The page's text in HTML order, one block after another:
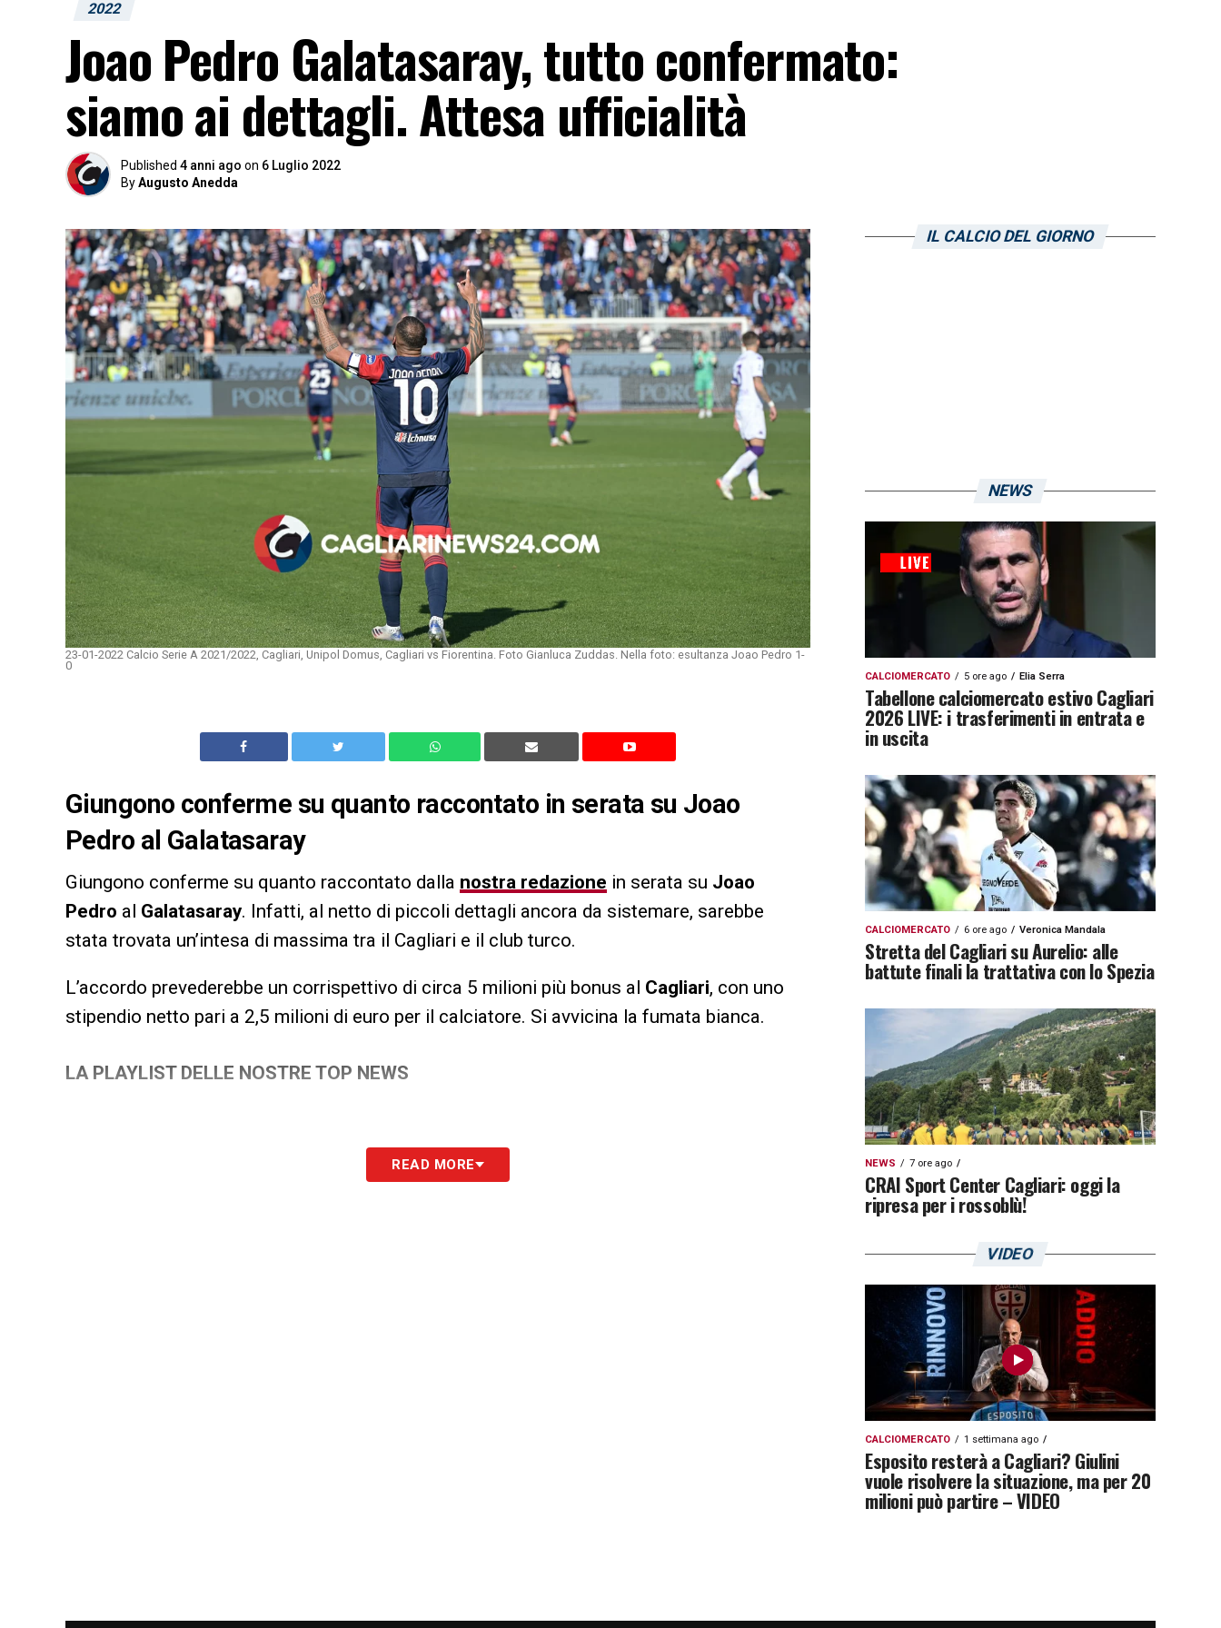
2022
Joao Pedro Galatasaray, tutto confermato:
siamo ai dettagli. Attesa ufficialità
Published 4 anni ago on 6 Luglio 2022
ByAugusto Anedda
23-01-2022 Calcio Serie A 2021/2022, Cagliari, Unipol Domus, Cagliari vs Fiorentina. Foto Gianluca Zuddas. Nella foto: esultanza Joao Pedro 1-
0
Giungono conferme su quanto raccontato in serata su Joao
Pedro al Galatasaray
Giungono conferme su quanto raccontato dalla nostra redazione in serata su Joao
Pedro al Galatasaray. Infatti, al netto di piccoli dettagli ancora da sistemare, sarebbe
stata trovata un’intesa di massima tra il Cagliari e il club turco.
L’accordo prevederebbe un corrispettivo di circa 5 milioni più bonus al Cagliari, con uno
stipendio netto pari a 2,5 milioni di euro per il calciatore. Si avvicina la fumata bianca.
LA PLAYLIST DELLE NOSTRE TOP NEWS
READ MORE
IL CALCIO DEL GIORNO
NEWS
CALCIOMERCATO 5 ore ago Elia Serra
Tabellone calciomercato estivo Cagliari
2026 LIVE: i trasferimenti in entrata e
in uscita
CALCIOMERCATO 6 ore ago Veronica Mandala
Stretta del Cagliari su Aurelio: alle
battute finali la trattativa con lo Spezia
NEWS 7 ore ago
CRAI Sport Center Cagliari: oggi la
ripresa per i rossoblù!
VIDEO
CALCIOMERCATO 1 settimana ago
Esposito resterà a Cagliari? Giulini
vuole risolvere la situazione, ma per 20
milioni può partire – VIDEO